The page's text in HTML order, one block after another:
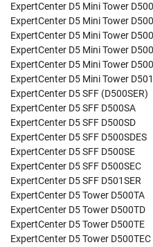
ExpertCenter D5 Mini Tower
ExpertCenter D5 Mini Tower
ExpertCenter D5 Mini Tower
ExpertCenter D5 Mini Tower
ExpertCenter D5 Mini Tower
ExpertCenter D5 Mini Tower
ExpertCenter D5 SFF (D500SER)
ExpertCenter D5 SFF D500SA
ExpertCenter D5 SFF D500SD
ExpertCenter D5 SFF D500SDES
ExpertCenter D5 SFF D500SE
ExpertCenter D5 SFF D500SEC
ExpertCenter D5 SFF D501SER
ExpertCenter D5 Tower D500TA
ExpertCenter D5 Tower D500TD
ExpertCenter D5 Tower D500TE
ExpertCenter D5 Tower D500TEC